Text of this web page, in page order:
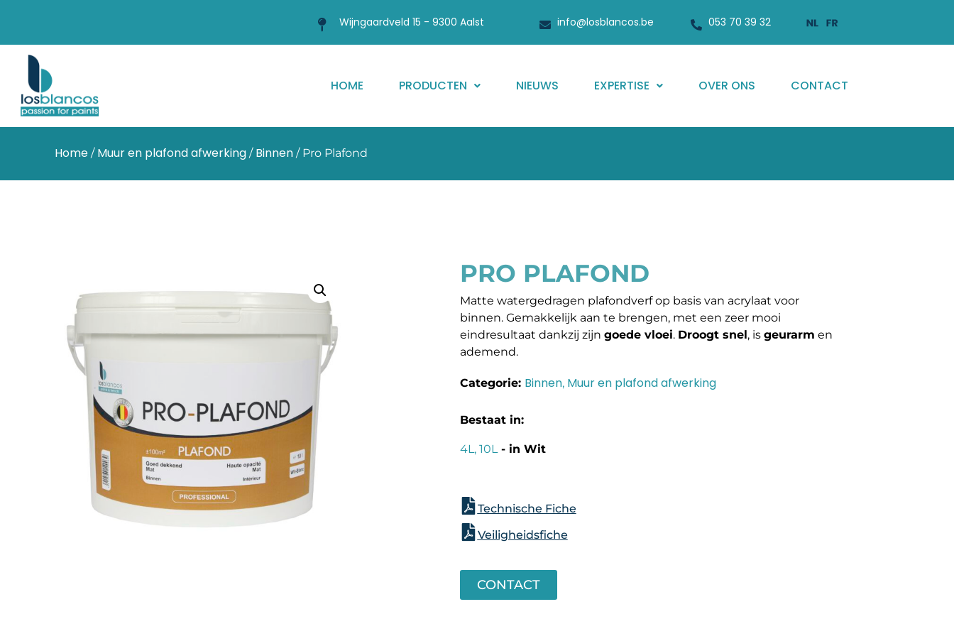
Wijngaardveld 15 - 9300 Aalst info@losblancos.be 053 70 39 32
HOME PRODUCTEN NIEUWS EXPERTISE OVER ONS CONTACT
Home / Muur en plafond afwerking / Binnen / Pro Plafond
PRO PLAFOND
Matte watergedragen plafondverf op basis van acrylaat voor
binnen. Gemakkelijk aan te brengen, met een zeer mooi
eindresultaat dankzij zijn goede vloei. Droogt snel, is geurarm en
ademend.
Categorie: Binnen, Muur en plafond afwerking
Bestaat in:
4L, 10L - in Wit
Technische Fiche
Veiligheidsfiche
CONTACT